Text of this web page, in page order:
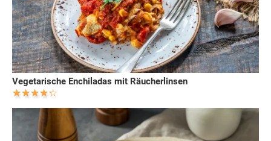
Vegetarische Enchiladas mit Räucherlinsen